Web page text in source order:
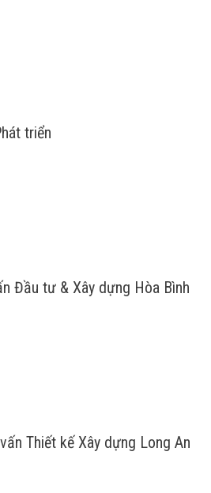
triển
Đầu tư & Xây dựng Hòa Bình
Thiết kế Xây dựng Long An